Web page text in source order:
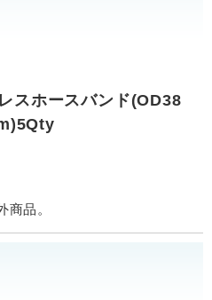
スホースバンド(OD38
商品。